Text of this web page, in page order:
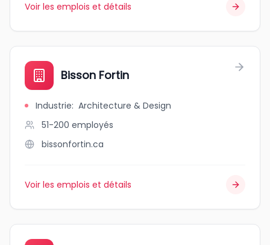
Voir les emplois et détails
Bisson Fortin
Industrie: Architecture & Design
51-200 employés
bissonfortin.ca
Voir les emplois et détails